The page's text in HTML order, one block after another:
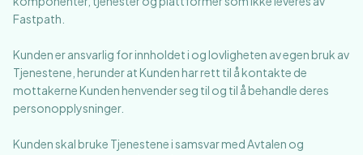
Fastpath.
Kunden er ansvarlig for innholdet i og lovligheten av egen bruk av
Tjenestene, herunder at Kunden har rett til å kontakte de
mottakerne Kunden henvender seg til og til å behandle deres
personopplysninger.
Kunden skal bruke Tjenestene i samsvar med Avtalen og